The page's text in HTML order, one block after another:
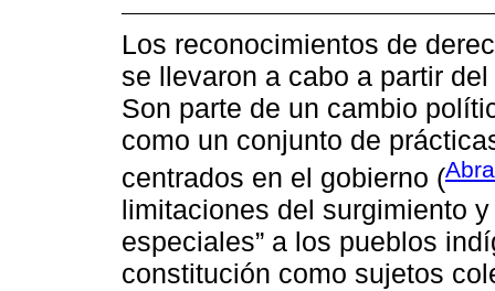
Los reconocimientos de
se llevaron a cabo a partir
Son parte de un cambio
como un conjunto de
centrados en el gobierno (
limitaciones del surgimiento
especiales” a los pueblos
constitución como sujetos